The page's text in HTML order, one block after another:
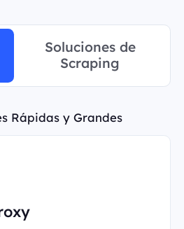
Soluciones de
Scraping
Rápidas y Grandes